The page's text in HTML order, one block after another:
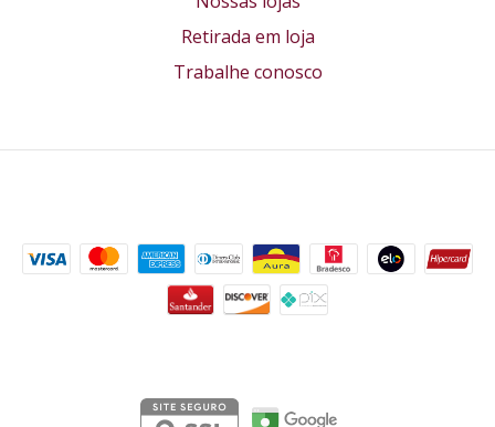
Retirada em loja
Trabalhe conosco